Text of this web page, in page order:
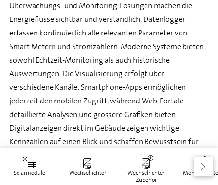
Solarmodule Wechselrichter
Wechselrichter
Zubehör
Überwachungs- und Monitoring-Lösungen machen die
Energieflüsse sichtbar und verständlich. Datenlogger
erfassen kontinuierlich alle relevanten Parameter von
Smart Metern und Stromzählern. Moderne Systeme bieten
sowohl Echtzeit-Monitoring als auch historische
Auswertungen. Die Visualisierung erfolgt über
verschiedene Kanäle: Smartphone-Apps ermöglichen
jederzeit den mobilen Zugriff, während Web-Portale
detaillierte Analysen und grössere Grafiken bieten.
Digitalanzeigen direkt im Gebäude zeigen wichtige
Kennzahlen auf einen Blick und schaffen Bewusstsein für
das eigene Energieverhalten.
Moderne Monitoring-Systeme bieten auch